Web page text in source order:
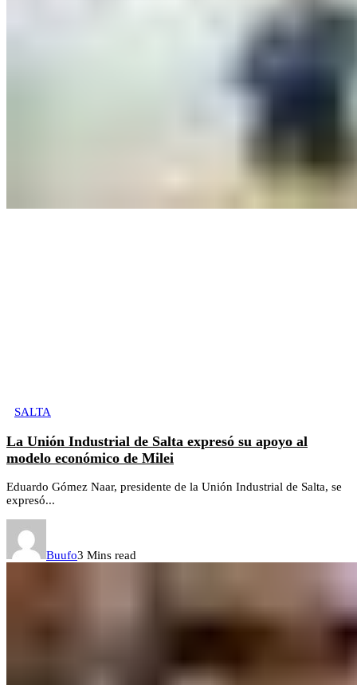
SALTA
La Unión Industrial de Salta expresó su apoyo al
modelo económico de Milei
Eduardo Gómez Naar, presidente de la Unión Industrial de Salta, se
expresó...
Buufo3 Mins read